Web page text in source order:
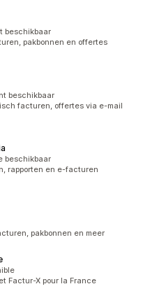
beschikbaar
pakbonnen en offertes
beschikbaar
facturen, offertes via e-mail
beschikbaar
rapporten en e-facturen
pakbonnen en meer
Factur-X pour la France